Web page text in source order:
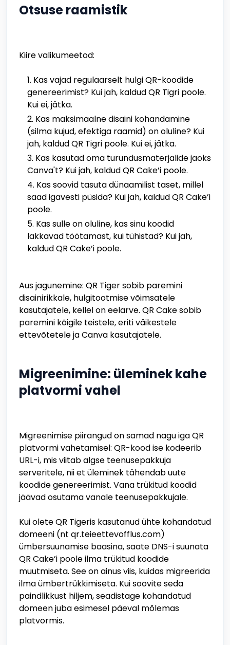
Otsuse raamistik
Kiire valikumeetod:
Kas vajad regulaarselt hulgi QR-koodide
genereerimist? Kui jah, kaldud QR Tigri poole.
Kui ei, jätka.
Kas maksimaalne disaini kohandamine
(silma kujud, efektiga raamid) on oluline? Kui
jah, kaldud QR Tigri poole. Kui ei, jätka.
Kas kasutad oma turundusmaterjalide jaoks
Canva't? Kui jah, kaldud QR Cake’i poole.
Kas soovid tasuta dünaamilist taset, millel
saad igavesti püsida? Kui jah, kaldud QR Cake’i
poole.
Kas sulle on oluline, kas sinu koodid
lakkavad töötamast, kui tühistad? Kui jah,
kaldud QR Cake’i poole.
Aus jagunemine: QR Tiger sobib paremini
disainirikkale, hulgitootmise võimsatele
kasutajatele, kellel on eelarve. QR Cake sobib
paremini kõigile teistele, eriti väikestele
ettevõtetele ja Canva kasutajatele.
Migreenimine: üleminek kahe
platvormi vahel
Migreenimise piirangud on samad nagu iga QR
platvormi vahetamisel: QR-kood ise kodeerib
URL-i, mis viitab algse teenusepakkuja
serveritele, nii et üleminek tähendab uute
koodide genereerimist. Vana trükitud koodid
jäävad osutama vanale teenusepakkujale.
Kui olete QR Tigeris kasutanud ühte kohandatud
domeeni (nt qr.teieettevofflus.com)
ümbersuunamise baasina, saate DNS-i suunata
QR Cake’i poole ilma trükitud koodide
muutmiseta. See on ainus viis, kuidas migreerida
ilma ümbertrükkimiseta. Kui soovite seda
paindlikkust hiljem, seadistage kohandatud
domeen juba esimesel päeval mõlemas
platvormis.